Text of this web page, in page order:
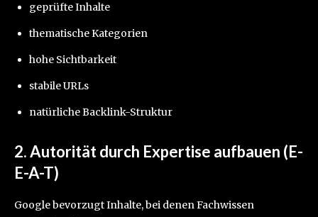
geprüfte Inhalte
thematische Kategorien
hohe Sichtbarkeit
stabile URLs
natürliche Backlink-Struktur
2. Autorität durch Expertise aufbauen (E-
E-A-T)
Google bevorzugt Inhalte, bei denen Fachwissen